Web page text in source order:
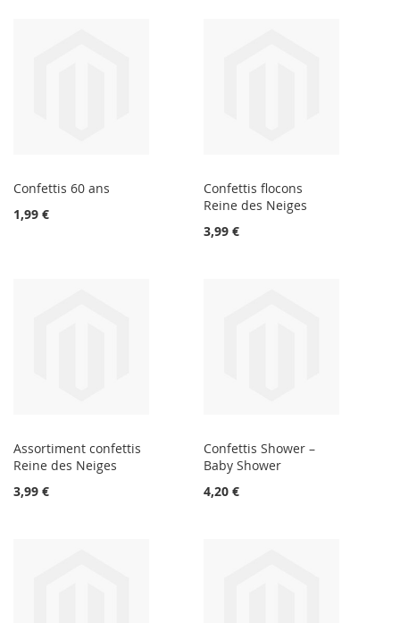
Confettis 60 ans
1,99 €
Confettis flocons
Reine des Neiges
3,99 €
Assortiment confettis
Reine des Neiges
3,99 €
Confettis Shower –
Baby Shower
4,20 €